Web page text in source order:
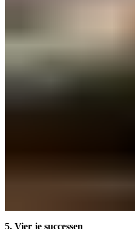
5. Vier je successen